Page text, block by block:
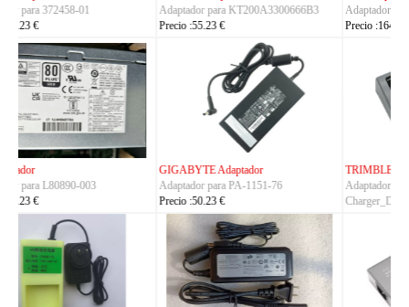
Adaptador para FSP330-ACAU3
Precio :164.23 €
Adaptador para S190126D1D
Precio :40.23 €
TRIMBLE Adaptador
Adaptador para
Charger_Dual_Battery_Slot
Precio :149.23 €
ASUS Adaptador
Adaptador para A14-150P1A
Precio :42.23 €